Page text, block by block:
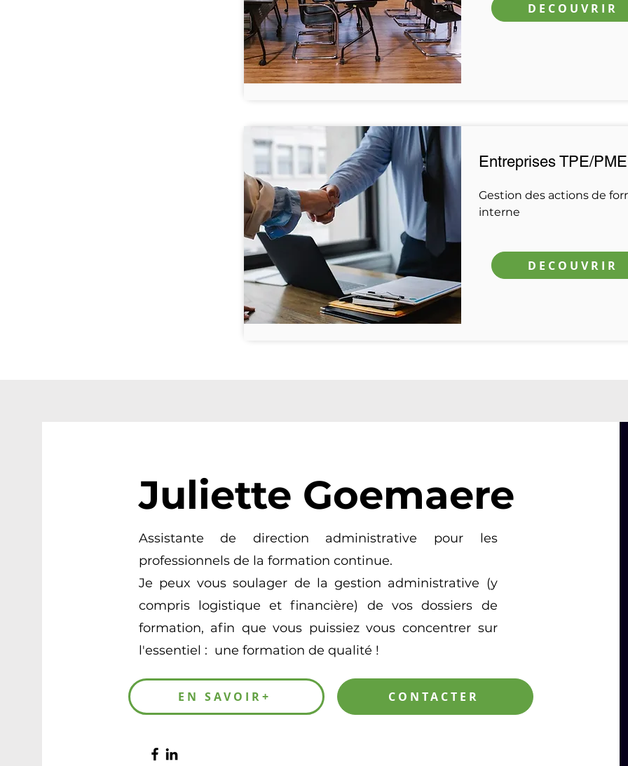
DECOUVRIR
Entreprises TPE/PME
Gestion des actions de
interne
DECOUVRIR
Juliette Goemaere
Assistante de direction administrative pour les
professionnels de la formation continue.
Je peux vous soulager de la gestion administrative (y
compris logistique et financière) de vos dossiers de
formation, afin que vous puissiez vous concentrer sur
l'essentiel : une formation de qualité !
EN SAVOIR+ CONTACTER